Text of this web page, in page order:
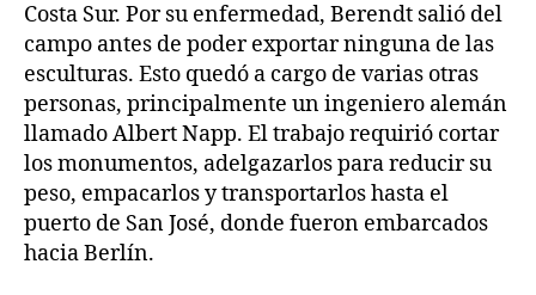
Costa Sur. Por su enfermedad, Berendt salió del
campo antes de poder exportar ninguna de las
esculturas. Esto quedó a cargo de varias otras
personas, principalmente un ingeniero alemán
llamado Albert Napp. El trabajo requirió cortar
los monumentos, adelgazarlos para reducir su
peso, empacarlos y transportarlos hasta el
puerto de San José, donde fueron embarcados
hacia Berlín.